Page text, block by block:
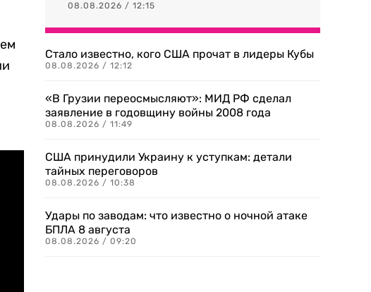
08.08.2026 / 12:15
Стало известно, кого США прочат в лидеры Кубы
08.08.2026 / 12:12
«В Грузии переосмысляют»: МИД РФ сделал
заявление в годовщину войны 2008 года
08.08.2026 / 11:49
США принудили Украину к уступкам: детали
тайных переговоров
08.08.2026 / 10:38
Удары по заводам: что известно о ночной атаке
БПЛА 8 августа
08.08.2026 / 09:20